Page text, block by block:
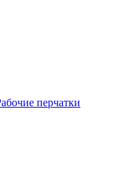
перчатки